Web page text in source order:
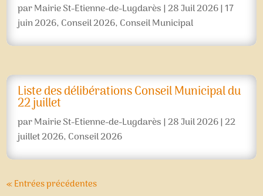
parMairie St-Etienne-de-Lugdarès|28 Juil 2026|17
juin 2026, Conseil 2026, Conseil Municipal
Liste des délibérations Conseil Municipal du
22 juillet
parMairie St-Etienne-de-Lugdarès|28 Juil 2026|22
juillet 2026, Conseil 2026
« Entrées précédentes